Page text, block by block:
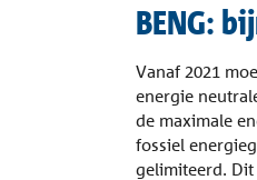
BENG:
Vanaf 2021
energie
de maximale
fossiel
gelimiteerd.